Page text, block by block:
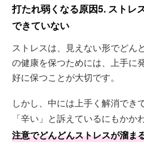
打たれ弱くなる原因5. ストレ
できていない
ストレスは、見えない形でどん
の健康を保つためには、上手に
好に保つことが大切です。
しかし、中には上手く解消でき
「辛い」と訴えているにもかか
注意でどんどんストレスが溜ま